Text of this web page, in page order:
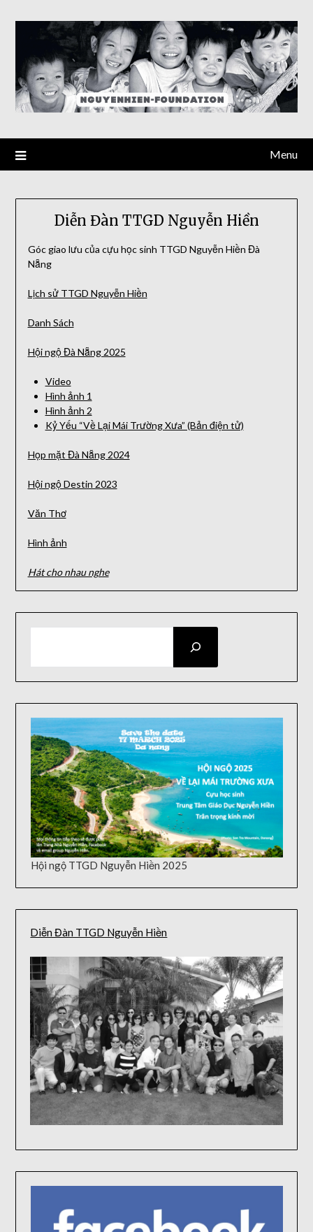
Menu
Diễn Đàn TTGD Nguyễn Hiền
Góc giao lưu của cựu học sinh TTGD Nguyễn Hiền Đà
Nẵng
Lịch sử TTGD Nguyễn Hiền
Danh Sách
Hội ngộ Đà Nẵng 2025
Video
Hình ảnh 1
Hình ảnh 2
Kỷ Yếu “Về Lại Mái Trường Xưa” (Bản điện tử)
Họp mặt Đà Nẵng 2024
Hội ngộ Destin 2023
Văn Thơ
Hình ảnh
Hát cho nhau nghe
Hội ngộ TTGD Nguyễn Hiền 2025
Diễn Đàn TTGD Nguyễn Hiền